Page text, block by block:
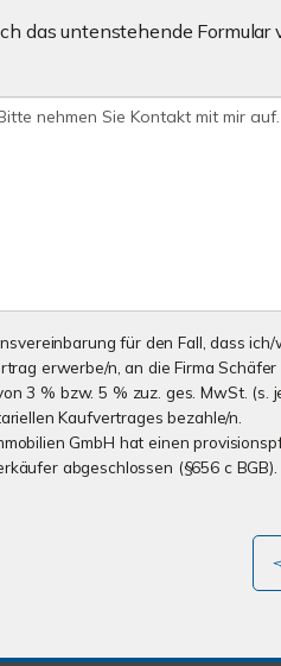
das untenstehende Formular
für den Fall, dass ich/
erwerbe/n, an die Firma Schäfer
3 % bzw. 5 % zuz. ges. MwSt. (s.
Kaufvertrages bezahle/n.
GmbH hat einen
abgeschlossen (§656 c